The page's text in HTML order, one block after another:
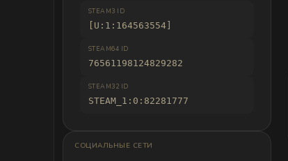
STEAM3 ID
[U:1:164563554]
STEAM64 ID
76561198124829282
STEAM32 ID
STEAM_1:0:82281777
СОЦИАЛЬНЫЕ СЕТИ